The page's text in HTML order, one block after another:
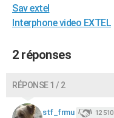
Destinations
City break
Voyage nature
Voyage de noces
Forum
Climat
+PHOTO
BONS PLANS
CARTE DE VOEUX
Carte de Noël
Carte Bonne année
Carte Saint-Valentin
Carte Pâques
Carte d'anniversaire
DICTIONNAIRE
Sav extel
Interphone video EXTEL
2 réponses
RÉPONSE 1 / 2
stf_frmu 12 510